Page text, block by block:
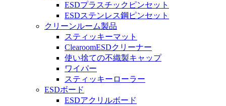
ESDプラスチックピンセット
ESDステンレス鋼ピンセット
クリーンルーム製品
スティッキーマット
ClearoomESDクリーナー
使い捨ての不織製キャップ
ワイパー
スティッキーローラー
ESDボード
ESDアクリルボード